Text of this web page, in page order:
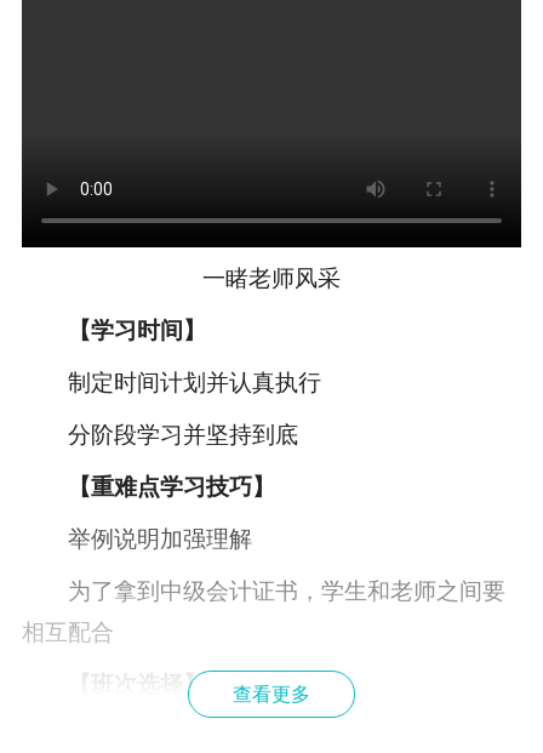
一睹老师风采
【学习时间】
制定时间计划并认真执行
分阶段学习并坚持到底
【重难点学习技巧】
举例说明加强理解
为了拿到中级会计证书，学生和老师之间要
相互配合
【班次选择】 查看更多